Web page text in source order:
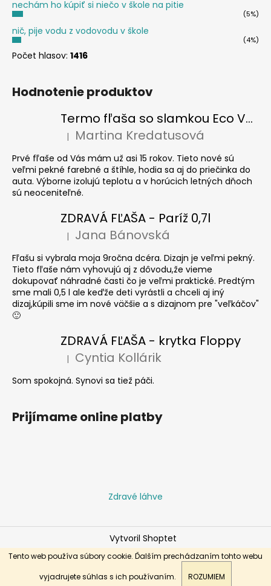
Tento web používa súbory cookie. Ďalším prechádzaním tohto webu
vyjadrujete súhlas s ich používaním.
ROZUMIEM
nechám ho kúpiť si niečo v škole na pitie
(5%)
nič, pije vodu z vodovodu v škole
(4%)
Počet hlasov: 1416
Hodnotenie produktov
Termo fľaša so slamkou Eco Vessel SUMMIT 700 ml Floral Puff
Hodnotenie produktu je 5 z 5 hviezdičiek.
| Martina Kredatusová
Prvé fľaše od Vás mám už asi 15 rokov. Tieto nové sú
veľmi pekné farebné a štíhle, hodia sa aj do priečinka do
auta. Výborne izolujú teplotu a v horúcich letných dňoch
sú neoceniteľné.
ZDRAVÁ FĽAŠA - Paríž 0,7l
Hodnotenie produktu je 5 z 5 hviezdičiek.
| Jana Bánovská
Fľašu si vybrala moja 9ročna dcéra. Dizajn je veľmi pekný.
Tieto fľaše nám vyhovujú aj z dôvodu,že vieme
dokupovať náhradné časti čo je veľmi praktické. Predtým
sme mali 0,5 l ale keďže deti vyrástli a chceli aj iný
dizaj,kúpili sme im nové väčšie a s dizajnom pre "veľkáčov"
🙂
ZDRAVÁ FĽAŠA - krytka Floppy
Hodnotenie produktu je 5 z 5 hviezdičiek.
| Cyntia Kollárik
Som spokojná. Synovi sa tiež páči.
Prijímame online platby
Zdravé láhve
Vytvoril Shoptet
Copyright 2026Zdraveflase.sk. Všetky práva vyhradené.